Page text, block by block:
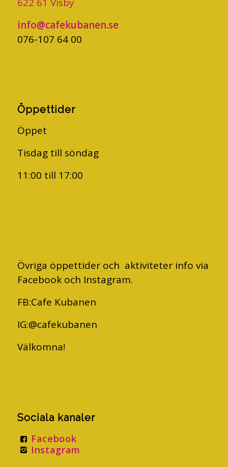
info@cafekubanen.se
076-107 64 00
Öppettider
Öppet
Tisdag till söndag
11:00 till 17:00
Övriga öppettider och aktiviteter info via
Facebook och Instagram.
FB:Cafe Kubanen
IG:@cafekubanen
Välkomna!
Sociala kanaler
Facebook
Instagram